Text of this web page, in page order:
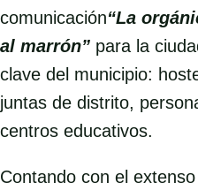
comunicación“La
al marrón” para la
clave del municipio:
juntas de distrito,
centros educativos.
Contando con el